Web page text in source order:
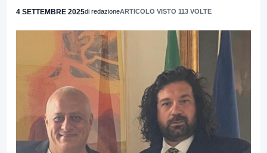
4 SETTEMBRE 2025di redazioneARTICOLO VISTO 113 VOLTE